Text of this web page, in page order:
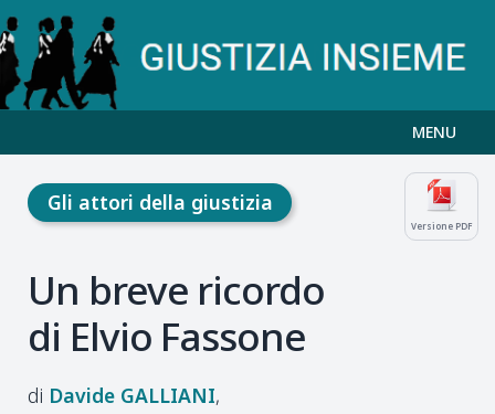
MENU
Versione PDF
Gli attori della giustizia
Un breve ricordo
di Elvio Fassone
Davide GALLIANI